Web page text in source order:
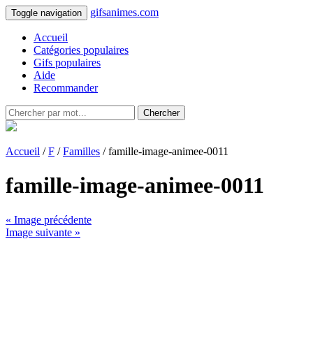
Toggle navigation gifsanimes.com
Accueil
Catégories populaires
Gifs populaires
Aide
Recommander
Chercher
Accueil /F /Familles / famille-image-animee-0011
famille-image-animee-0011
« Image précédente
Image suivante »